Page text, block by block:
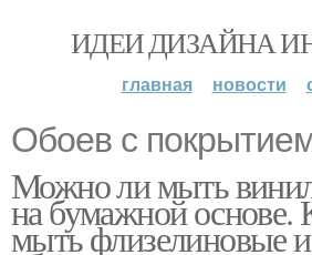
ИДЕИ ДИЗАЙНА
главная новости
Обоев с
Можно ли мыть
на бумажной основе.
мыть флизелиновые